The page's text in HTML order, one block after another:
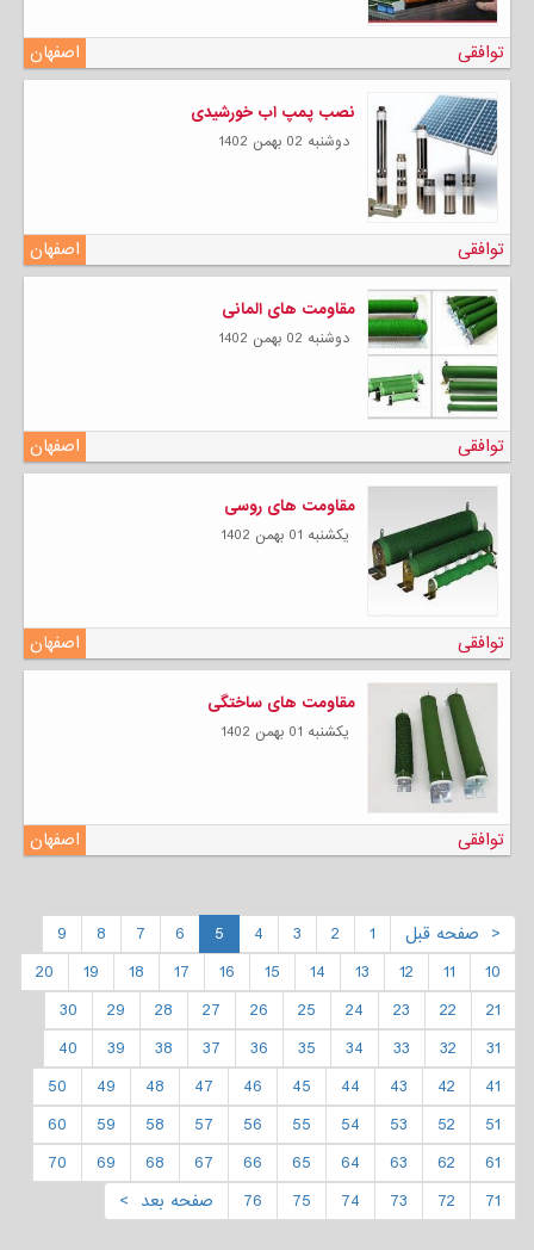
اصفهان توافقی
نصب پمپ اب خورشیدی
دوشنبه 02 بهمن 1402
اصفهان توافقی
مقاومت های المانی
دوشنبه 02 بهمن 1402
اصفهان توافقی
مقاومت های روسی
يكشنبه 01 بهمن 1402
اصفهان توافقی
مقاومت های ساختگی
يكشنبه 01 بهمن 1402
اصفهان توافقی
< صفحه قبل 1
2
3
4
5
6
7
8
9
10
11
12
13
14
15
16
17
18
19
20
21
22
23
24
25
26
27
28
29
30
31
32
33
34
35
36
37
38
39
40
41
42
43
44
45
46
47
48
49
50
51
52
53
54
55
56
57
58
59
60
61
62
63
64
65
66
67
68
69
70
71
72
73
74
75
76 صفحه بعد >